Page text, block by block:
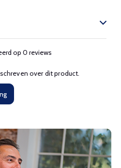
op 0 reviews
over dit product.